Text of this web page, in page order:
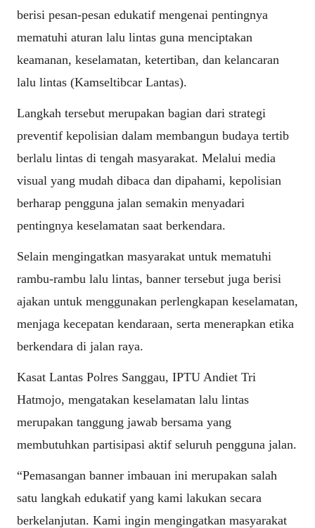
berisi pesan-pesan edukatif mengenai pentingnya
mematuhi aturan lalu lintas guna menciptakan
keamanan, keselamatan, ketertiban, dan kelancaran
lalu lintas (Kamseltibcar Lantas).
Langkah tersebut merupakan bagian dari strategi
preventif kepolisian dalam membangun budaya tertib
berlalu lintas di tengah masyarakat. Melalui media
visual yang mudah dibaca dan dipahami, kepolisian
berharap pengguna jalan semakin menyadari
pentingnya keselamatan saat berkendara.
Selain mengingatkan masyarakat untuk mematuhi
rambu-rambu lalu lintas, banner tersebut juga berisi
ajakan untuk menggunakan perlengkapan keselamatan,
menjaga kecepatan kendaraan, serta menerapkan etika
berkendara di jalan raya.
Kasat Lantas Polres Sanggau, IPTU Andiet Tri
Hatmojo, mengatakan keselamatan lalu lintas
merupakan tanggung jawab bersama yang
membutuhkan partisipasi aktif seluruh pengguna jalan.
“Pemasangan banner imbauan ini merupakan salah
satu langkah edukatif yang kami lakukan secara
berkelanjutan. Kami ingin mengingatkan masyarakat